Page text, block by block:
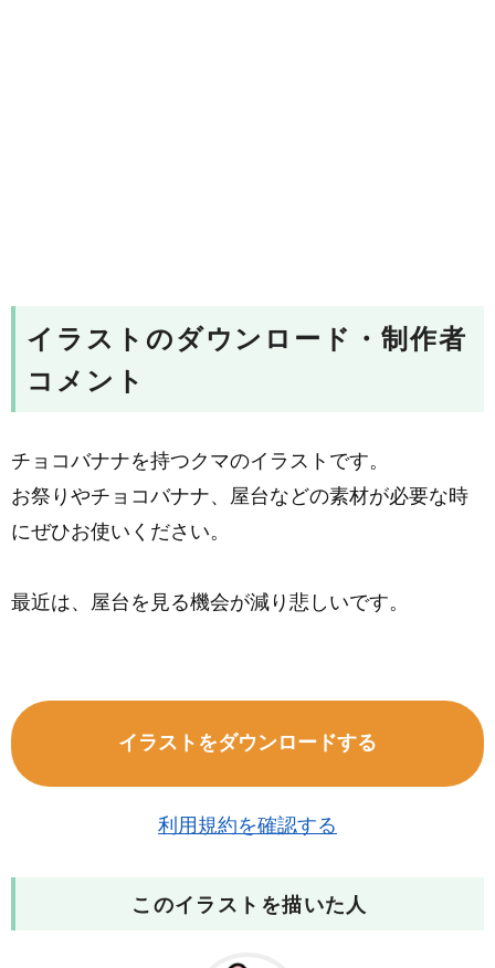
イラストのダウンロード・制作者
コメント
チョコバナナを持つクマのイラストです。
お祭りやチョコバナナ、屋台などの素材が必要な時
にぜひお使いください。
最近は、屋台を見る機会が減り悲しいです。
イラストをダウンロードする
利用規約を確認する
このイラストを描いた人